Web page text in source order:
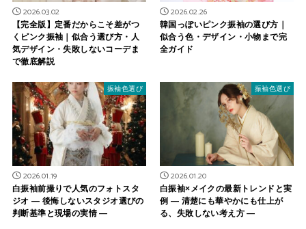
2026.03.02
【完全版】定番だからこそ差がつ
くピンク振袖｜似合う選び方・人
気デザイン・失敗しないコーデま
で徹底解説
2026.02.26
韓国っぽいピンク振袖の選び方｜
似合う色・デザイン・小物まで完
全ガイド
振袖色選び
2026.01.19
白振袖前撮りで人気のフォトスタ
ジオ ― 後悔しないスタジオ選びの
判断基準と現場の実情 ―
振袖色選び
2026.01.20
白振袖×メイクの最新トレンドと実
例 ― 清楚にも華やかにも仕上が
る、失敗しない考え方 ―